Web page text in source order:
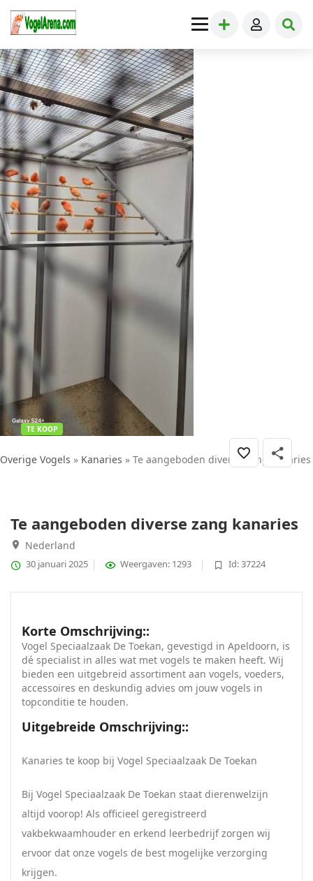
TE KOOP
Overige Vogels » Kanaries » Te aangeboden diverse zang kanaries
Te aangeboden diverse zang kanaries
Nederland
30 januari 2025 Weergaven: 1293 Id: 37224
Korte Omschrijving::
Vogel Speciaalzaak De Toekan, gevestigd in Apeldoorn, is
dé specialist in alles wat met vogels te maken heeft. Wij
bieden een uitgebreid assortiment aan vogels, voeders,
accessoires en deskundig advies om jouw vogels in
topconditie te houden.
Uitgebreide Omschrijving::
Kanaries te koop bij Vogel Speciaalzaak De Toekan
Bij Vogel Speciaalzaak De Toekan staat dierenwelzijn
altijd voorop! Als officieel geregistreerd
vakbekwaamhouder en erkend leerbedrijf zorgen wij
ervoor dat onze vogels de best mogelijke verzorging
krijgen.